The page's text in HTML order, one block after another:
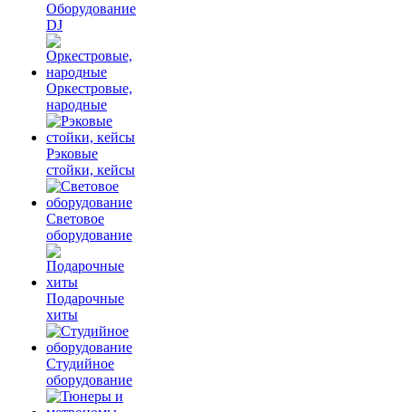
Оборудование
DJ
Оркестровые,
народные
Рэковые
стойки, кейсы
Световое
оборудование
Подарочные
хиты
Студийное
оборудование